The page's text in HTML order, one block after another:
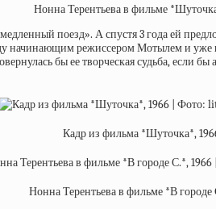
Нонна Терентьева в фильме
поезд». А спустя 3 года ей
режиссером Мотылем и уже
бы ее творческая судьба,
Кадр из фильма *Шуточка*,
Нонна Терентьева в фильме *В городе